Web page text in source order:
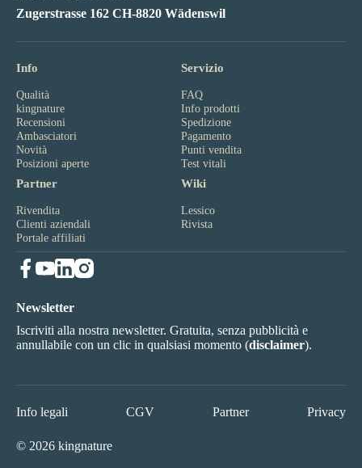
Zugerstrasse 162 CH-8820 Wädenswil
Info
Qualità
kingnature
Recensioni
Ambasciatori
Novità
Posizioni aperte
Servizio
FAQ
Info prodotti
Spedizione
Pagamento
Punti vendita
Test vitali
Partner
Rivendita
Clienti aziendali
Portale affiliati
Wiki
Lessico
Rivista
Newsletter
Iscriviti alla nostra newsletter. Gratuita, senza pubblicità e
annullabile con un clic in qualsiasi momento (disclaimer).
Info legali CGV Partner Privacy
© 2026 kingnature